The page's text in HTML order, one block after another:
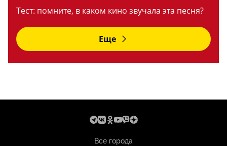
Тест: помните, в каком кино звучала эта песня?
Еще
Все города